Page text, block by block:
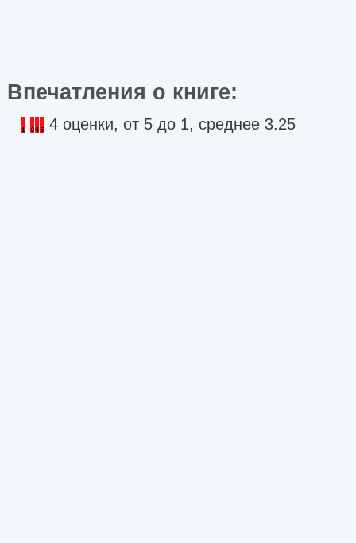
Впечатления о книге:
4 оценки, от 5 до 1, среднее 3.25